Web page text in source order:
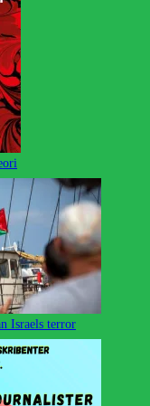
Israels terror